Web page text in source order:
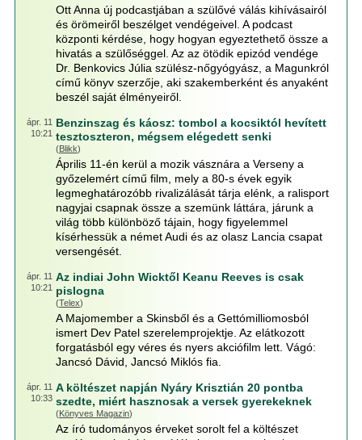
Ott Anna új podcastjában a szülővé válás kihívásairól
és örömeiről beszélget vendégeivel. A podcast
központi kérdése, hogy hogyan egyeztethető össze a
hivatás a szülőséggel. Az az ötödik epizód vendége
Dr. Benkovics Júlia szülész-nőgyógyász, a Magunkról
című könyv szerzője, aki szakemberként és anyaként
beszél saját élményeiről.
ápr. 11
10:21
Benzinszag és káosz: tombol a kocsiktól hevített
tesztoszteron, mégsem elégedett senki
(Blikk)
Április 11-én kerül a mozik vásznára a Verseny a
győzelemért című film, mely a 80-s évek egyik
legmeghatározóbb rivalizálását tárja elénk, a ralisport
nagyjai csapnak össze a szemünk láttára, járunk a
világ több különböző tájain, hogy figyelemmel
kísérhessük a német Audi és az olasz Lancia csapat
versengését.
ápr. 11
10:21
Az indiai John Wicktől Keanu Reeves is csak
pislogna
(Telex)
A Majomember a Skinsből és a Gettómilliomosból
ismert Dev Patel szerelemprojektje. Az elátkozott
forgatásból egy véres és nyers akciófilm lett. Vágó:
Jancsó Dávid, Jancsó Miklós fia.
ápr. 11
10:33
A költészet napján Nyáry Krisztián 20 pontba
szedte, miért hasznosak a versek gyerekeknek
(Könyves Magazin)
Az író tudományos érveket sorolt fel a költészet